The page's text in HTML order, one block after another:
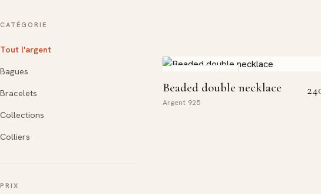
CATÉGORIE
Tout l'argent
Bagues
Bracelets
Collections
Colliers
PRIX
Beaded double necklace
Argent 925